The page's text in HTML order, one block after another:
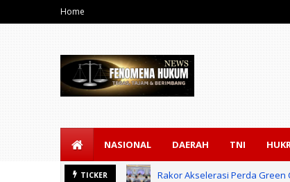
Home
NASIONAL DAERAH TNI
TICKER Rakor Akselerasi Perda Green